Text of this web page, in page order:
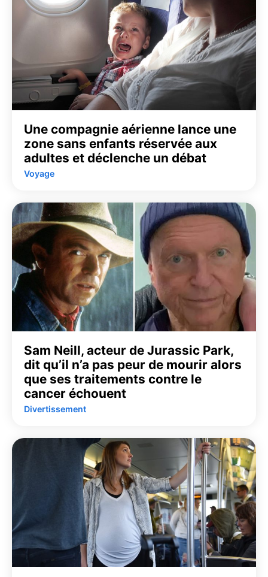
Une compagnie aérienne lance une
zone sans enfants réservée aux
adultes et déclenche un débat
Voyage
Sam Neill, acteur de Jurassic Park,
dit qu’il n’a pas peur de mourir alors
que ses traitements contre le
cancer échouent
Divertissement